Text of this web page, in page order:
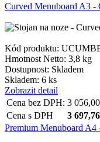
Curved Menuboard A3 -
Kód produktu:
Hmotnost Netto: 3,8 kg
Dostupnost: Skladem
Skladem: 6 ks
Zobrazit detail
Cena bez DPH: 3 056,00
Cena s DPH
3 697,76
Premium Menuboard A4